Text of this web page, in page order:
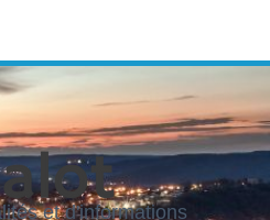
et d'informations